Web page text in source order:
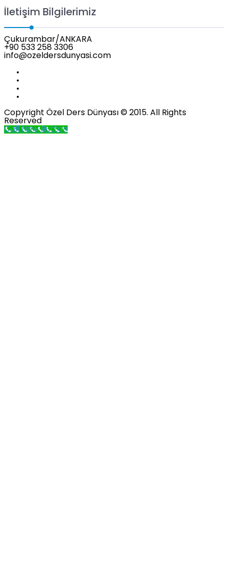
İletişim Bilgilerimiz
Çukurambar/ANKARA
+90 533 258 3306
info@ozeldersdunyasi.com
Copyright Özel Ders Dünyası © 2015. All Rights
Reserved
Call Now Button